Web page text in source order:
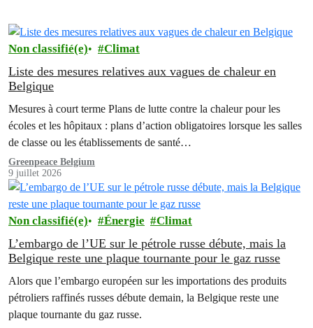
Non classifié(e) Climat
Liste des mesures relatives aux vagues de chaleur en
Belgique
Mesures à court terme Plans de lutte contre la chaleur pour les
écoles et les hôpitaux : plans d’action obligatoires lorsque les salles
de classe ou les établissements de santé…
Greenpeace Belgium
9 juillet 2026
Non classifié(e) Énergie Climat
L’embargo de l’UE sur le pétrole russe débute, mais la
Belgique reste une plaque tournante pour le gaz russe
Alors que l’embargo européen sur les importations des produits
pétroliers raffinés russes débute demain, la Belgique reste une
plaque tournante du gaz russe.